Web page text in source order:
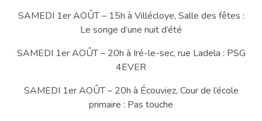
SAMEDI 1er AOÛT – 15h à Villécloye, Salle des fêtes :
Le songe d’une nuit d’été
SAMEDI 1er AOÛT – 20h à Iré-le-sec, rue Ladela : PSG
4EVER
SAMEDI 1er AOÛT – 20h à Écouviez, Cour de l’école
primaire : Pas touche